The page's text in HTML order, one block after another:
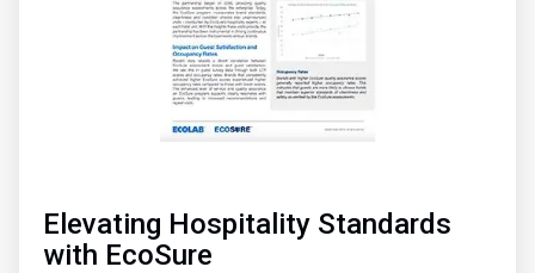
Elevating Hospitality Standards
with EcoSure